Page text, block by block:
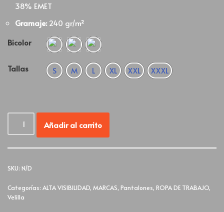
38% EMET
Gramaje:240 gr/m²
Bicolor
Tallas S M L XL XXL XXXL
Añadir al carrito
SKU: N/D
Categorías: ALTA VISIBILIDAD, MARCAS, Pantalones, ROPA DE TRABAJO,
Velilla